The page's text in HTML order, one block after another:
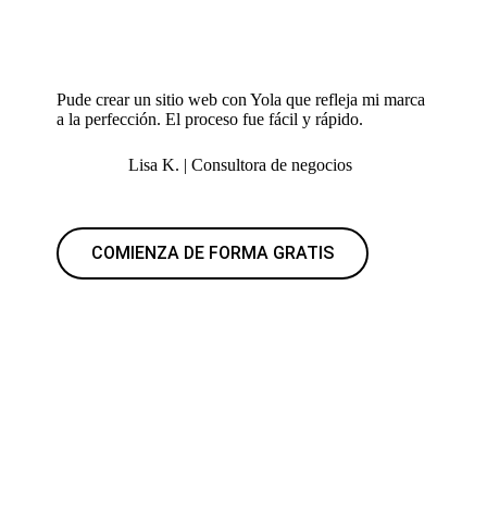
Pude crear un sitio web con Yola que refleja mi marca
a la perfección. El proceso fue fácil y rápido.
Lisa K. | Consultora de negocios
COMIENZA DE FORMA GRATIS